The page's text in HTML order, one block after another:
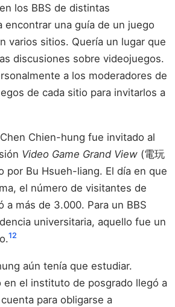
los BBS de distintas
encontrar una guía de un juego
varios sitios. Quería un lugar que
discusiones sobre videojuegos.
a los moderadores de
de cada sitio para invitarlos a
Chien-hung fue invitado al
Video Game Grand View (電玩
por Bu Hsueh-liang. El día en que
el número de visitantes de
a más de 3.000. Para un BBS
universitaria, aquello fue un
12
aún tenía que estudiar.
en el instituto de posgrado llegó a
para obligarse a